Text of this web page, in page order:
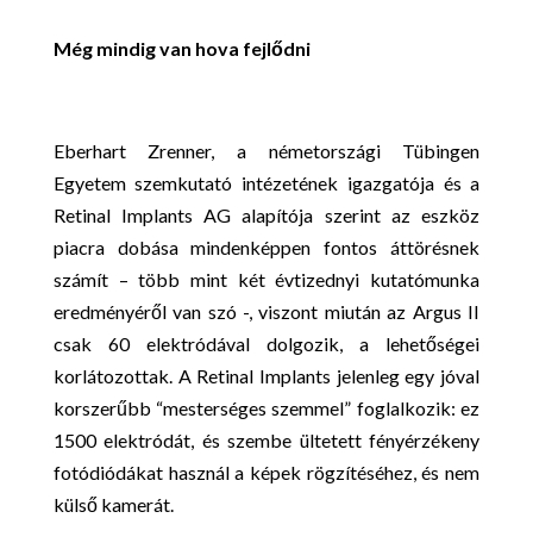
Még mindig van hova fejlődni
Eberhart Zrenner, a németországi Tübingen
Egyetem szemkutató intézetének igazgatója és a
Retinal Implants AG alapítója szerint az eszköz
piacra dobása mindenképpen fontos áttörésnek
számít – több mint két évtizednyi kutatómunka
eredményéről van szó -, viszont miután az Argus II
csak 60 elektródával dolgozik, a lehetőségei
korlátozottak. A Retinal Implants jelenleg egy jóval
korszerűbb “mesterséges szemmel” foglalkozik: ez
1500 elektródát, és szembe ültetett fényérzékeny
fotódiódákat használ a képek rögzítéséhez, és nem
külső kamerát.